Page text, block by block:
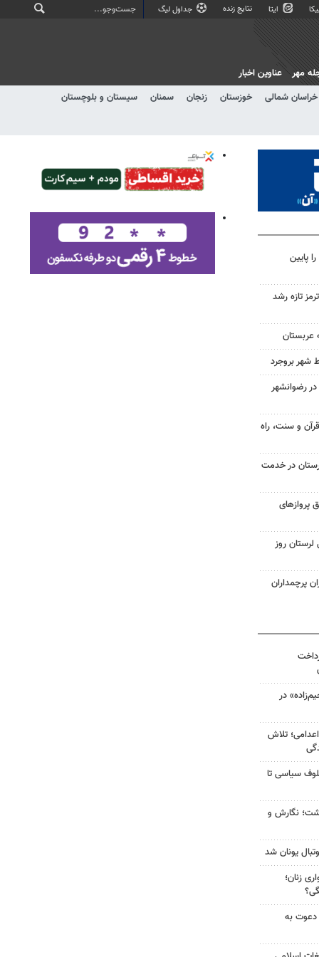
ایتا نتایج زنده جداول لیگ
خراسان شمالی خوزستان زنجان سمنان
سیستان و بلوچستان
مهر عناوین اخبار
پایین
تازه رشد
عربستان
شهر بروجرد
رضوانشهر
و سنت، راه
در خدمت
طریق پروازهای
روز
پرچمداران
در
تلاش
سیاسی تا
نگارش و
یونان شد
زنان؛
دعوت به